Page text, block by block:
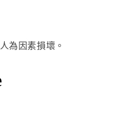
為因素損壞。